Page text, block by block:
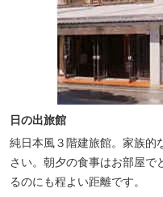
日の出旅館
純日本風３階建旅館。家族的
さい。朝夕の食事はお部屋で
るのにも程よい距離です。